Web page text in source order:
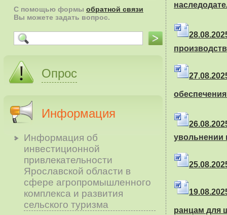
С помощью формы обратной связи
Вы можете задать вопрос.
Опрос
Информация
Информация об
инвестиционной
привлекательности
Ярославской области в
сфере агропромышленного
комплекса и развития
сельского туризма
увольнении
ранцам для